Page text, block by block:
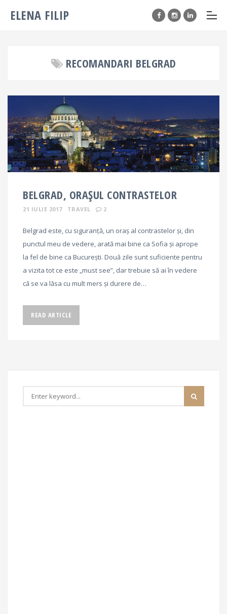
ELENA FILIP
RECOMANDARI BELGRAD
BELGRAD, ORAȘUL CONTRASTELOR
21 IULIE 2017 TRAVEL 2
Belgrad este, cu siguranță, un oraș al contrastelor și, din
punctul meu de vedere, arată mai bine ca Sofia și aprope
la fel de bine ca București. Două zile sunt suficiente pentru
a vizita tot ce este „must see”, dar trebuie să ai în vedere
că se va lăsa cu mult mers și durere de…
READ ARTICLE